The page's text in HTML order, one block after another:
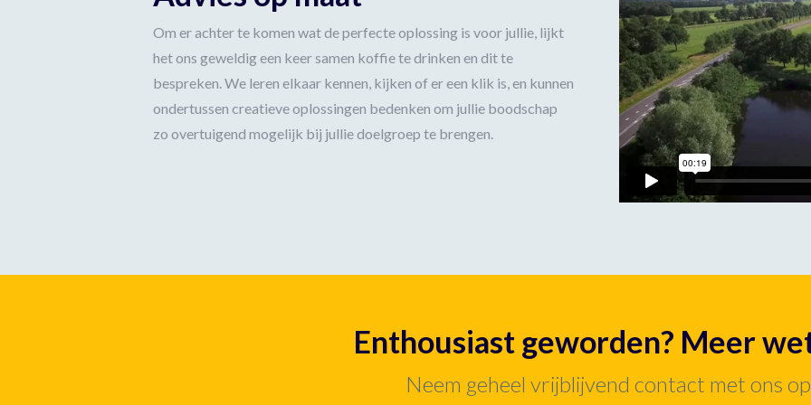
Om er achter te komen wat de perfecte oplossing is voor jullie, lijkt
het ons geweldig een keer samen koffie te drinken en dit te
bespreken. We leren elkaar kennen, kijken of er een klik is, en kunnen
ondertussen creatieve oplossingen bedenken om jullie boodschap
zo overtuigend mogelijk bij jullie doelgroep te brengen.
Enthousiast geworden? Meer
Neem geheel vrijblijvend contact met ons op